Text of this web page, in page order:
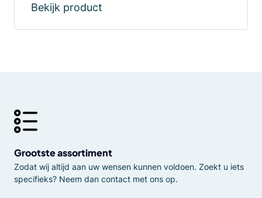
Bekijk product
Grootste assortiment
Zodat wij altijd aan uw wensen kunnen voldoen. Zoekt u iets
specifieks? Neem dan contact met ons op.